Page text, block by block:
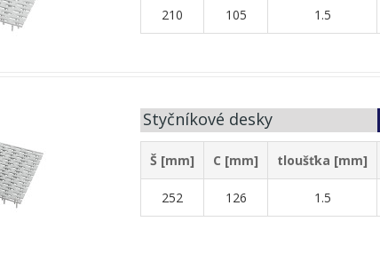
210 105 1.5
Styčníkové desky
Š [mm] C [mm] tloušťka [mm]
252 126 1.5